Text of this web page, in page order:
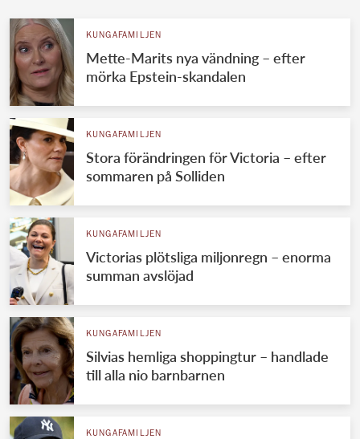
KUNGAFAMILJEN
Mette-Marits nya vändning – efter
mörka Epstein-skandalen
KUNGAFAMILJEN
Stora förändringen för Victoria – efter
sommaren på Solliden
KUNGAFAMILJEN
Victorias plötsliga miljonregn – enorma
summan avslöjad
KUNGAFAMILJEN
Silvias hemliga shoppingtur – handlade
till alla nio barnbarnen
KUNGAFAMILJEN